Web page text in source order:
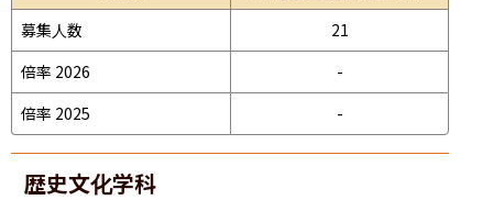
募集人数
21
倍率 2026
-
倍率 2025
-
歴史文化学科